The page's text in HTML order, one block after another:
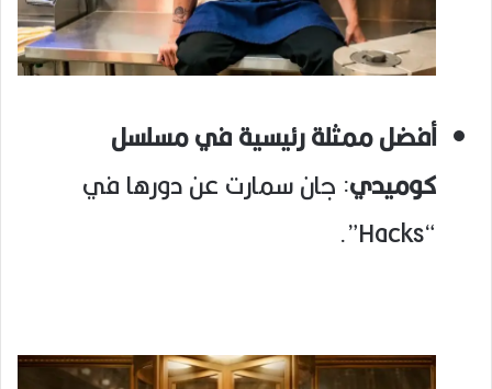
أفضل ممثلة رئيسية في مسلسل
كوميدي: جان سمارت عن دورها في
“Hacks”.